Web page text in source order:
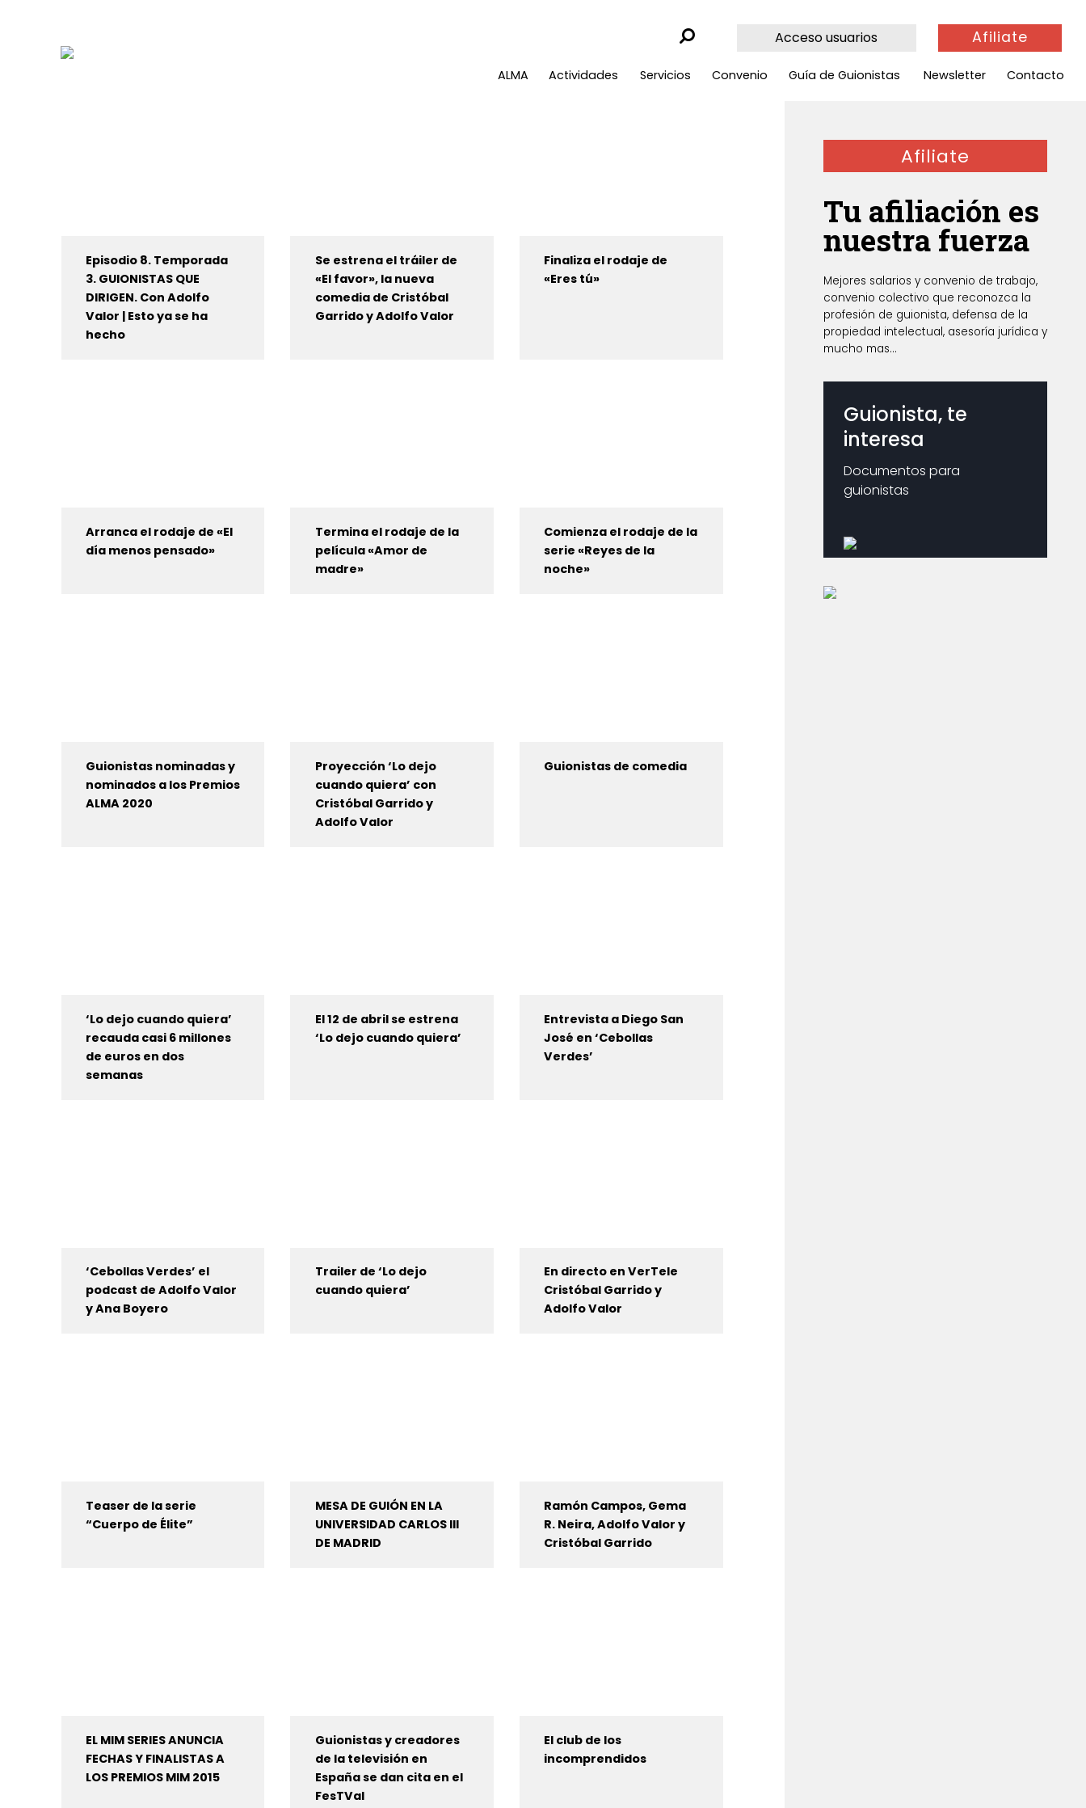
Acceso usuarios Afiliate
ALMA Actividades Servicios Convenio Guía de Guionistas Newsletter Contacto
Episodio 8. Temporada
3. GUIONISTAS QUE
DIRIGEN. Con Adolfo
Valor | Esto ya se ha
hecho
Se estrena el tráiler de
«El favor», la nueva
comedia de Cristóbal
Garrido y Adolfo Valor
Finaliza el rodaje de
«Eres tú»
Arranca el rodaje de «El
día menos pensado»
Termina el rodaje de la
película «Amor de
madre»
Comienza el rodaje de la
serie «Reyes de la
noche»
Guionistas nominadas y
nominados a los Premios
ALMA 2020
Proyección ‘Lo dejo
cuando quiera’ con
Cristóbal Garrido y
Adolfo Valor
Guionistas de comedia
‘Lo dejo cuando quiera’
recauda casi 6 millones
de euros en dos
semanas
El 12 de abril se estrena
‘Lo dejo cuando quiera’
Entrevista a Diego San
José en ‘Cebollas
Verdes’
‘Cebollas Verdes’ el
podcast de Adolfo Valor
y Ana Boyero
Trailer de ‘Lo dejo
cuando quiera’
En directo en VerTele
Cristóbal Garrido y
Adolfo Valor
Teaser de la serie
“Cuerpo de Élite”
MESA DE GUIÓN EN LA
UNIVERSIDAD CARLOS III
DE MADRID
Ramón Campos, Gema
R. Neira, Adolfo Valor y
Cristóbal Garrido
EL MIM SERIES ANUNCIA
FECHAS Y FINALISTAS A
LOS PREMIOS MIM 2015
Guionistas y creadores
de la televisión en
España se dan cita en el
FesTVal
El club de los
incomprendidos
Afiliate
Tu afiliación es
nuestra fuerza
Mejores salarios y convenio de trabajo,
convenio colectivo que reconozca la
profesión de guionista, defensa de la
propiedad intelectual, asesoría jurídica y
mucho mas...
Guionista, te
interesa
Documentos para
guionistas